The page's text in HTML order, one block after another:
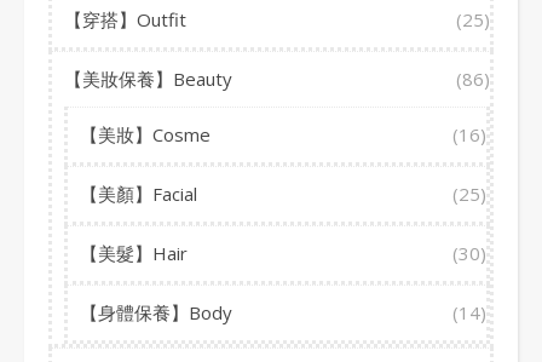
【穿搭】Outfit (25)
【美妝保養】Beauty (86)
【美妝】Cosme (16)
【美顏】Facial (25)
【美髮】Hair (30)
【身體保養】Body (14)